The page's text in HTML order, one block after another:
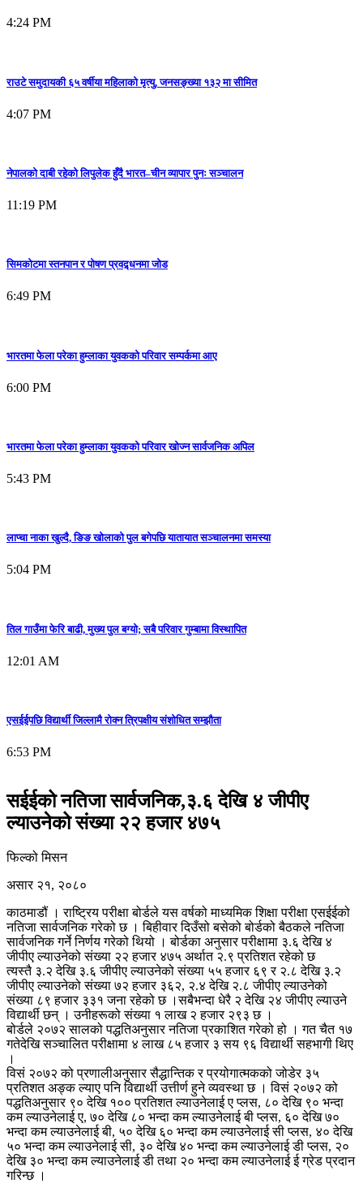
4:24 PM
राउटे समुदायकी ६५ वर्षीया महिलाको मृत्यु, जनसङ्ख्या १३२ मा सीमित
4:07 PM
नेपालको दाबी रहेको लिपुलेक हुँदै भारत–चीन व्यापार पुनः सञ्चालन
11:19 PM
सिमकोटमा स्तनपान र पोषण प्रवद्र्धनमा जोड
6:49 PM
भारतमा फेला परेका हुम्लाका युवकको परिवार सम्पर्कमा आए
6:00 PM
भारतमा फेला परेका हुम्लाका युवकको परिवार खोज्न सार्वजनिक अपिल
5:43 PM
लाप्चा नाका खुल्दै, ङिङ खोलाको पुल बगेपछि यातायात सञ्चालनमा समस्या
5:04 PM
तिल गाउँमा फेरि बाढी, मुख्य पुल बग्यो; सबै परिवार गुम्बामा विस्थापित
12:01 AM
एसईईपछि विद्यार्थी जिल्लामै रोक्न त्रिपक्षीय संशोधित सम्झौता
6:53 PM
सईईको नतिजा सार्वजनिक,३.६ देखि ४ जीपीए
ल्याउनेको संख्या २२ हजार ४७५
फिल्को मिसन
असार २१, २०८०
काठमाडौं । राष्ट्रिय परीक्षा बोर्डले यस वर्षको माध्यमिक शिक्षा परीक्षा एसईईको
नतिजा सार्वजनिक गरेको छ । बिहीवार दिउँसो बसेको बोर्डको बैठकले नतिजा
सार्वजनिक गर्ने निर्णय गरेको थियो । बोर्डका अनुसार परीक्षामा ३.६ देखि ४
जीपीए ल्याउनेको संख्या २२ हजार ४७५ अर्थात २.९ प्रतिशत रहेको छ
त्यस्तै ३.२ देखि ३.६ जीपीए ल्याउनेको संख्या ५५ हजार ६९ र २.८ देखि ३.२
जीपीए ल्याउनेको संख्या ७२ हजार ३६२, २.४ देखि २.८ जीपीए ल्याउनेको
संख्या ८९ हजार ३३१ जना रहेको छ ।सबैभन्दा धेरै २ देखि २४ जीपीए ल्याउने
विद्यार्थी छन् । उनीहरूको संख्या १ लाख २ हजार २९३ छ ।
बोर्डले २०७२ सालको पद्धतिअनुसार नतिजा प्रकाशित गरेको हो । गत चैत १७
गतेदेखि सञ्चालित परीक्षामा ४ लाख ८५ हजार ३ सय ९६ विद्यार्थी सहभागी थिए
।
विसं २०७२ को प्रणालीअनुसार सैद्धान्तिक र प्रयोगात्मकको जोडेर ३५
प्रतिशत अङ्क ल्याए पनि विद्यार्थी उत्तीर्ण हुने व्यवस्था छ । विसं २०७२ को
पद्धतिअनुसार ९० देखि १०० प्रतिशत ल्याउनेलाई ए प्लस, ८० देखि ९० भन्दा
कम ल्याउनेलाई ए, ७० देखि ८० भन्दा कम ल्याउनेलाई बी प्लस, ६० देखि ७०
भन्दा कम ल्याउनेलाई बी, ५० देखि ६० भन्दा कम ल्याउनेलाई सी प्लस, ४० देखि
५० भन्दा कम ल्याउनेलाई सी, ३० देखि ४० भन्दा कम ल्याउनेलाई डी प्लस, २०
देखि ३० भन्दा कम ल्याउनेलाई डी तथा २० भन्दा कम ल्याउनेलाई ई ग्रेड प्रदान
गरिन्छ ।